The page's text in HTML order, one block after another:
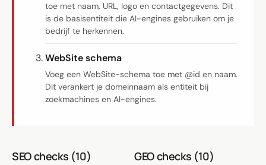
Adstoe met naam, URL, logo en contactgegevens. Dit
is de basisentiteit die AI-engines gebruiken om je
bedrijf te herkennen.
WebSite schema
Voeg een WebSite-schema toe met @id en naam.
Dit verankert je domeinnaam als entiteit bij
zoekmachines en AI-engines.
SEO checks (10) GEO checks (10)